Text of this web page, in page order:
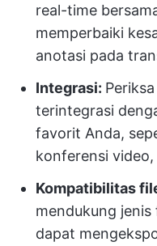
real-time
memperbaiki
anotasi pada
Integrasi:
terintegrasi
favorit Anda,
konferensi video,
Kompatibilitas
mendukung
dapat